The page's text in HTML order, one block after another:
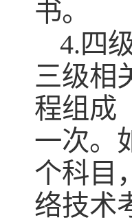
书。
4.四
三级相
程组成
一次。
个科目
络技术